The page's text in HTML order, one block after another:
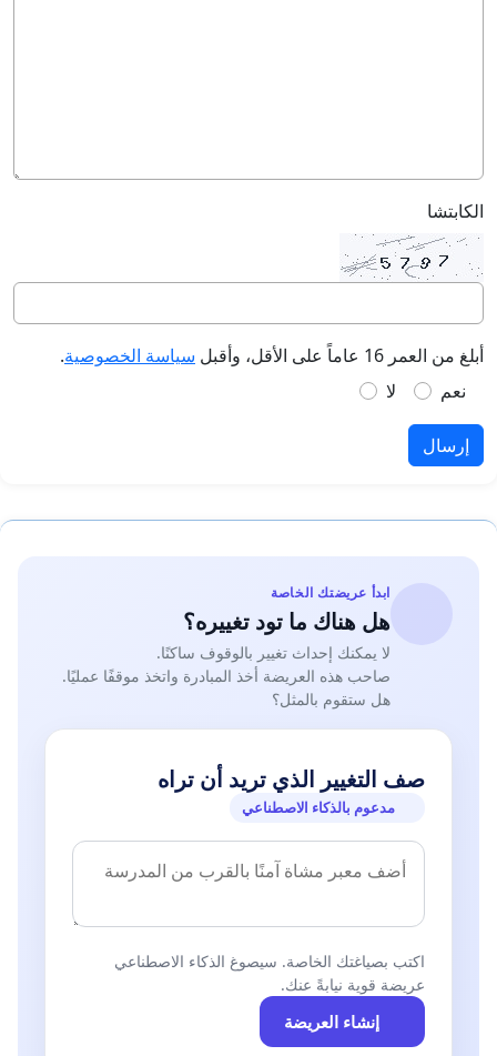
الكابتشا
أبلغ من العمر 16 عاماً على الأقل، وأقبل سياسة الخصوصية.
نعم
لا
إرسال
ابدأ عريضتك الخاصة
هل هناك ما تود تغييره؟
لا يمكنك إحداث تغيير بالوقوف ساكنًا.
صاحب هذه العريضة أخذ المبادرة واتخذ موقفًا عمليًا.
هل ستقوم بالمثل؟
صف التغيير الذي تريد أن تراه
مدعوم بالذكاء الاصطناعي
اكتب بصياغتك الخاصة. سيصوغ الذكاء الاصطناعي
عريضة قوية نيابةً عنك.
إنشاء العريضة